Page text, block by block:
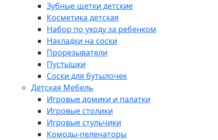
Зубные щетки детские
Косметика детская
Набор по уходу за ребенком
Накладки на соски
Прорезыватели
Пустышки
Соски для бутылочек
Детская Мебель
Игровые домики и палатки
Игровые столики
Игровые стульчики
Комоды-пеленаторы